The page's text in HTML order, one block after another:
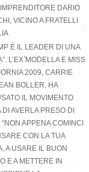
DARIO
VICINO A FRATELLI
È IL LEADER DI UNA
L’EX MODELLA E MISS
2009, CARRIE
BOLLER, HA
IL MOVIMENTO
DI AVERLA PRESO DI
“NON APPENA COMINCI
CON LA TUA
A USARE IL BUON
E A METTERE IN